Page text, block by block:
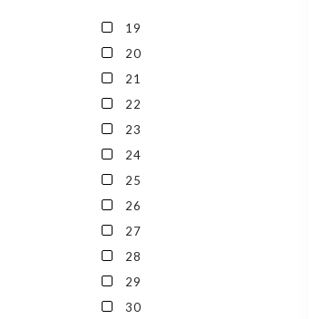
19
20
21
22
23
24
25
26
27
28
29
30